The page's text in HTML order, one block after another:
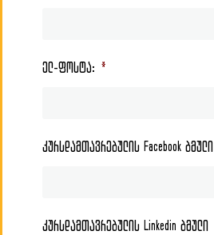
ელ-ფოსტა: *
კურსდამთავრებულის Facebook ბმული
კურსდამთავრებულის Linkedin ბმული